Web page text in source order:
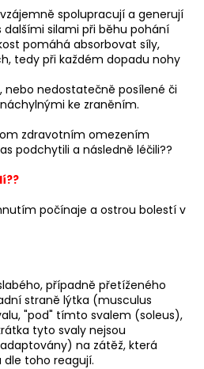
spolupracují a generují
dalšími silami při běhu pohání
pomáhá absorbovat síly,
tedy při každém dopadu nohy
nebo nedostatečně posílené či
ke zraněním.
zdravotním omezením
podchytili a následně léčili??
počínaje a ostrou bolestí v
případně přetíženého
straně lýtka (musculus
"pod" tímto svalem (soleus),
tyto svaly nejsou
na zátěž, která
dle toho reagují.